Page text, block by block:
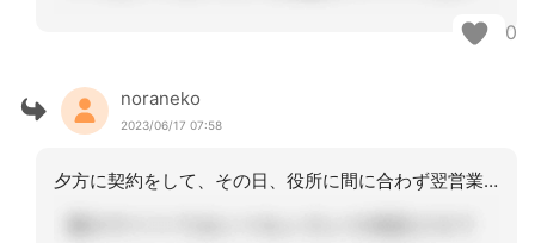
0
noraneko
2023/06/17 07:58
夕方に契約をして、その日、役所に間に合わず翌営業日に居宅の届出をし、その日からの